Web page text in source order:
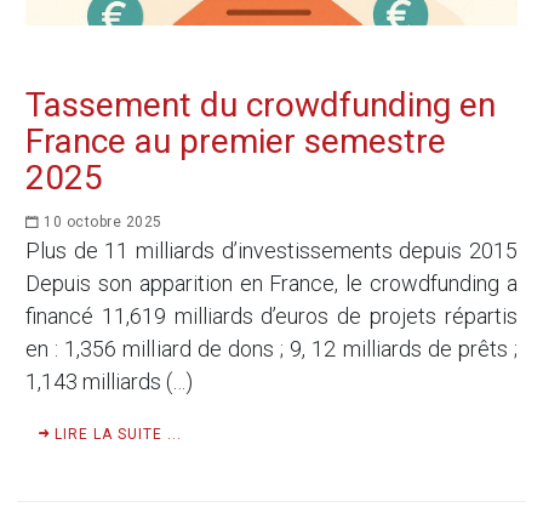
Tassement du crowdfunding en
France au premier semestre
2025
10 octobre 2025
Plus de 11 milliards d’investissements depuis 2015
Depuis son apparition en France, le crowdfunding a
financé 11,619 milliards d’euros de projets répartis
en : 1,356 milliard de dons ; 9, 12 milliards de prêts ;
1,143 milliards (…)
LIRE LA SUITE ...